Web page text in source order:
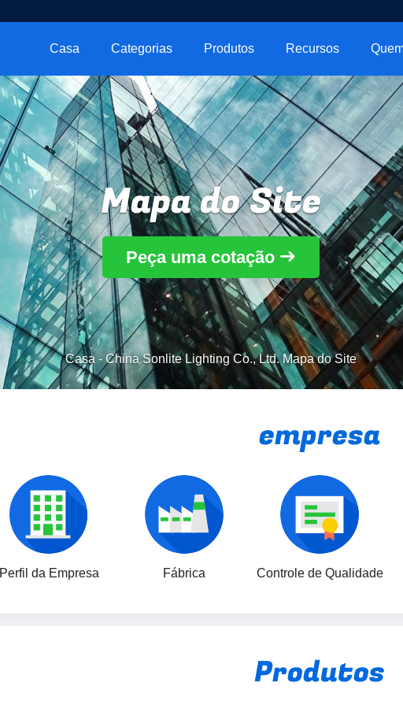
Casa Categorias Produtos Recursos
Mapa do Site
Peça uma cotação
Casa -China Sonlite Lighting Co., Ltd. Mapa do Site
empresa
Perfil da Empresa Fábrica Controle de Qualidade
Produtos